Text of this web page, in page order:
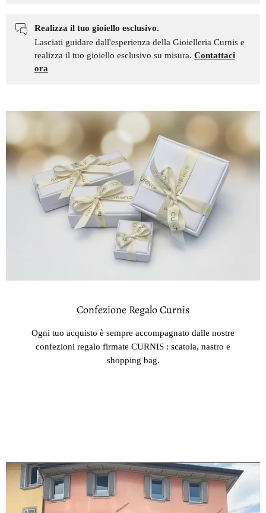
Realizza il tuo gioiello esclusivo.
Lasciati guidare dall'esperienza della Gioielleria Curnis e
realizza il tuo gioiello esclusivo su misura. Contattaci
ora
Confezione Regalo Curnis
Ogni tuo acquisto è sempre accompagnato dalle nostre
confezioni regalo firmate CURNIS : scatola, nastro e
shopping bag.